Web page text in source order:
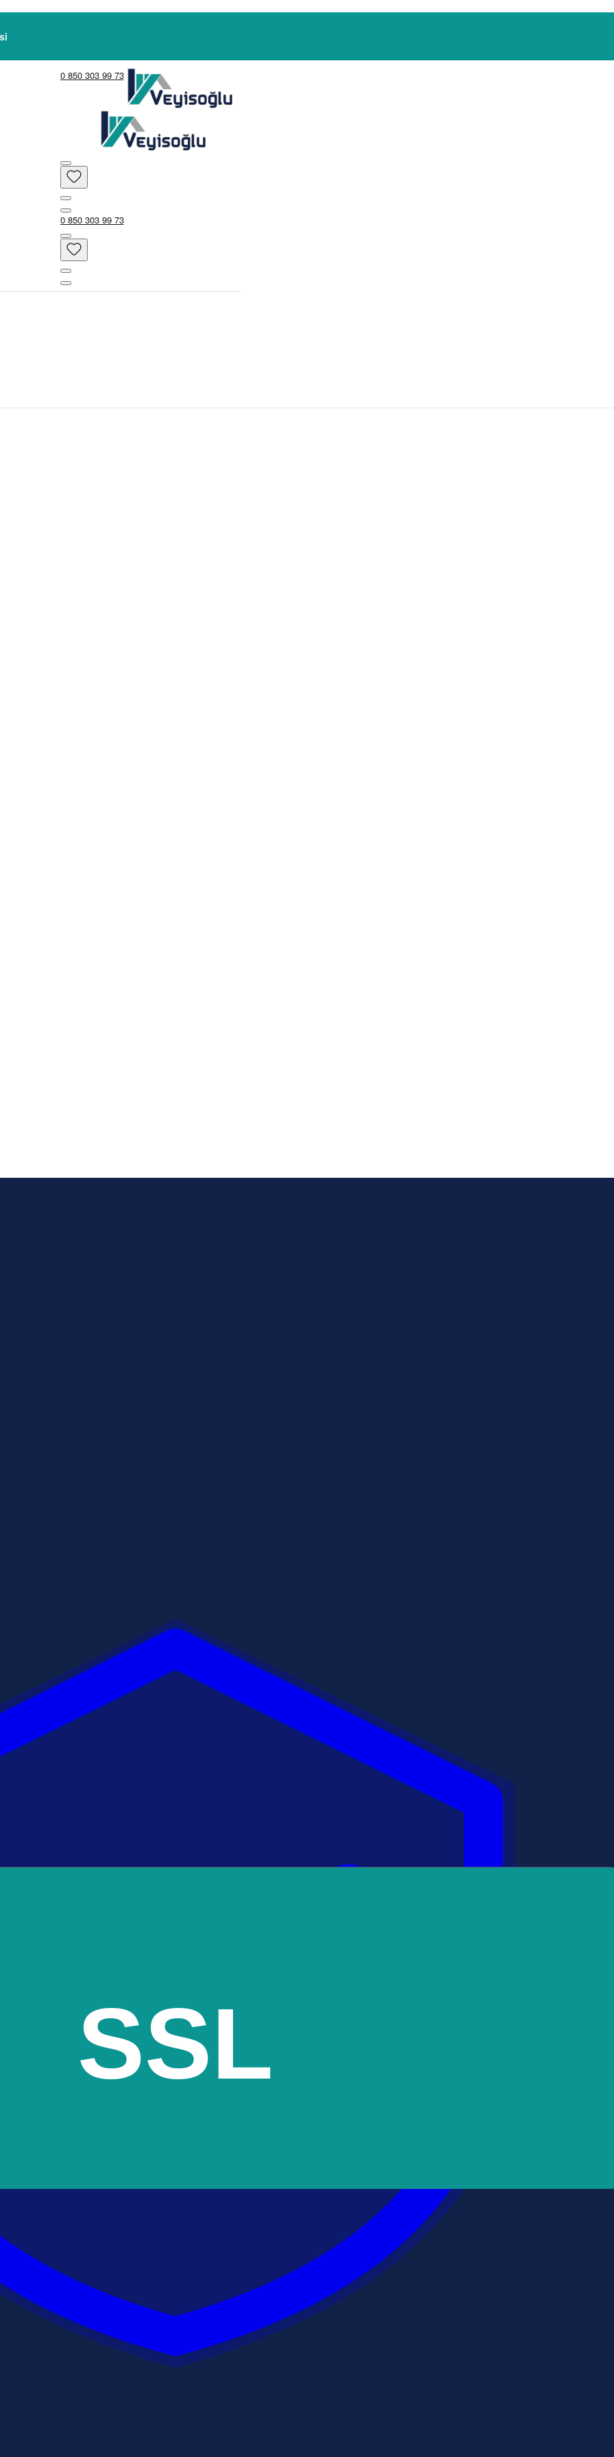
0 850 303 99 73
0 850 303 99 73